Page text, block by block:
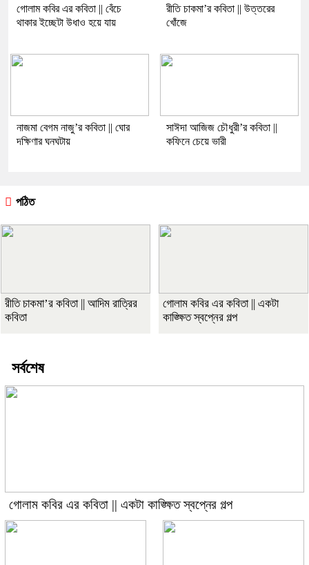
গোলাম কবির এর কবিতা || বেঁচে
থাকার ইচ্ছেটা উধাও হয়ে যায়
রীতি চাকমা’র কবিতা || উত্তরের
খোঁজে
নাজমা বেগম নাজু’র কবিতা || ঘোর
দক্ষিণার ঘনঘটায়
সাঈদা আজিজ চৌধুরী’র কবিতা ||
কফিনে চেয়ে ভারী
পঠিত
রীতি চাকমা’র কবিতা || আদিম রাত্রির
কবিতা
গোলাম কবির এর কবিতা || একটা
কাঙ্ক্ষিত স্বপ্নের গল্প
সর্বশেষ
গোলাম কবির এর কবিতা || একটা কাঙ্ক্ষিত স্বপ্নের গল্প